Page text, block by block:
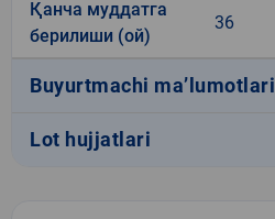
Қанча муддатга
берилиши (ой)
36
Buyurtmachi ma’lumotlari
Lot hujjatlari